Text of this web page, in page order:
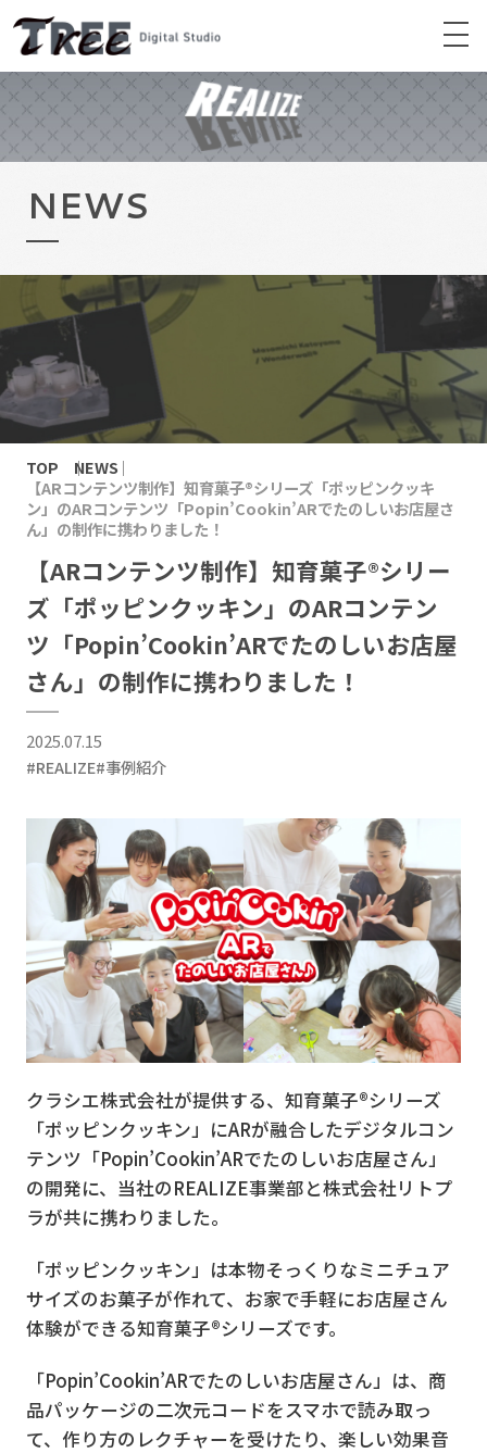
NEWS
TOP NEWS
【ARコンテンツ制作】知育菓子®シリーズ「ポッピンクッキ
ン」のARコンテンツ「Popin’Cookin’ARでたのしいお店屋さ
ん」の制作に携わりました！
【ARコンテンツ制作】知育菓子®シリー
ズ「ポッピンクッキン」のARコンテン
ツ「Popin’Cookin’ARでたのしいお店屋
さん」の制作に携わりました！
2025.07.15
#REALIZE#事例紹介
クラシエ株式会社が提供する、知育菓子®シリーズ
「ポッピンクッキン」にARが融合したデジタルコン
テンツ「Popin’Cookin’ARでたのしいお店屋さん」
の開発に、当社のREALIZE事業部と株式会社リトプ
ラが共に携わりました。
「ポッピンクッキン」は本物そっくりなミニチュア
サイズのお菓子が作れて、お家で手軽にお店屋さん
体験ができる知育菓子®シリーズです。
「Popin’Cookin’ARでたのしいお店屋さん」は、商
品パッケージの二次元コードをスマホで読み取っ
て、作り方のレクチャーを受けたり、楽しい効果音